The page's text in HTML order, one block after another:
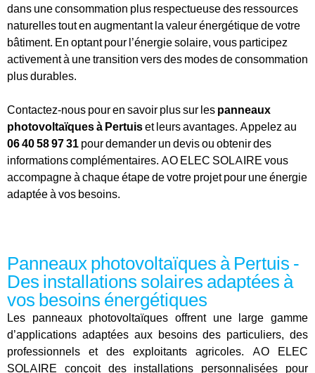
dans une consommation plus respectueuse des ressources
naturelles tout en augmentant la valeur énergétique de votre
bâtiment. En optant pour l’énergie solaire, vous participez
activement à une transition vers des modes de consommation
plus durables.
Contactez-nous pour en savoir plus sur les panneaux
photovoltaïques à Pertuiset leurs avantages. Appelez au
06 40 58 97 31 pour demander un devis ou obtenir des
informations complémentaires. AO ELEC SOLAIRE vous
accompagne à chaque étape de votre projet pour une énergie
adaptée à vos besoins.
Panneaux photovoltaïques à Pertuis -
Des installations solaires adaptées à
vos besoins énergétiques
Les panneaux photovoltaïques offrent une large gamme
d’applications adaptées aux besoins des particuliers, des
professionnels et des exploitants agricoles. AO ELEC
SOLAIRE conçoit des installations personnalisées pour